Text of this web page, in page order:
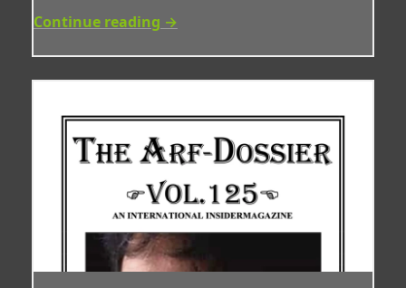
Continue reading →